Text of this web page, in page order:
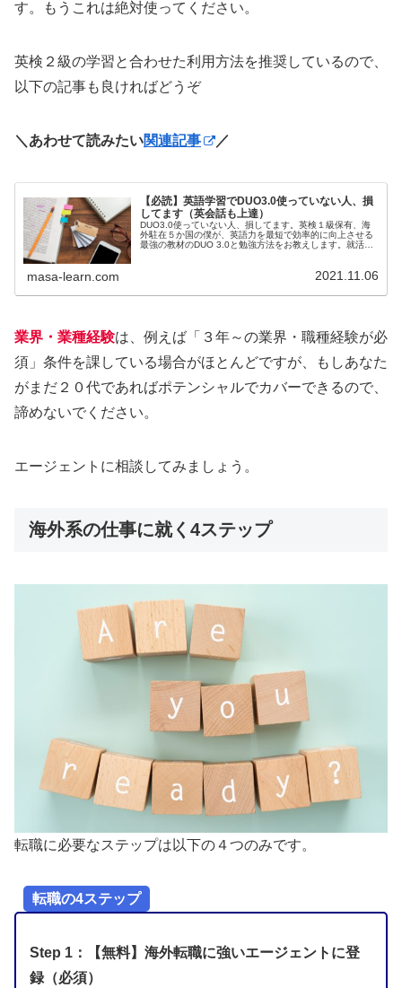
す。もうこれは絶対使ってください。
英検２級の学習と合わせた利用方法を推奨しているので、
以下の記事も良ければどうぞ
＼あわせて読みたい関連記事 ／
【必読】英語学習でDUO3.0使っていない人、損
してます（英会話も上達）
DUO3.0使っていない人、損してます。英検１級保有、海
外駐在５か国の僕が、英語力を最短で効率的に向上させる
最強の教材のDUO 3.0と勉強方法をお教えします。就活、
masa-learn.com 2021.11.06
業界・業種経験は、例えば「３年～の業界・職種経験が必
須」条件を課している場合がほとんどですが、もしあなた
がまだ２０代であればポテンシャルでカバーできるので、
諦めないでください。
エージェントに相談してみましょう。
海外系の仕事に就く4ステップ
転職に必要なステップは以下の４つのみです。
転職の4ステップ
Step 1：【無料】海外転職に強いエージェントに登
録（必須）